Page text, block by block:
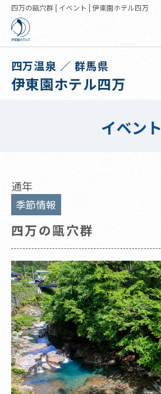
四万の甌穴群 | イベント | 伊東園ホテル四万
四万温泉 ／ 群馬県
伊東園ホテル四万
イベント
通年
季節情報
四万の甌穴群